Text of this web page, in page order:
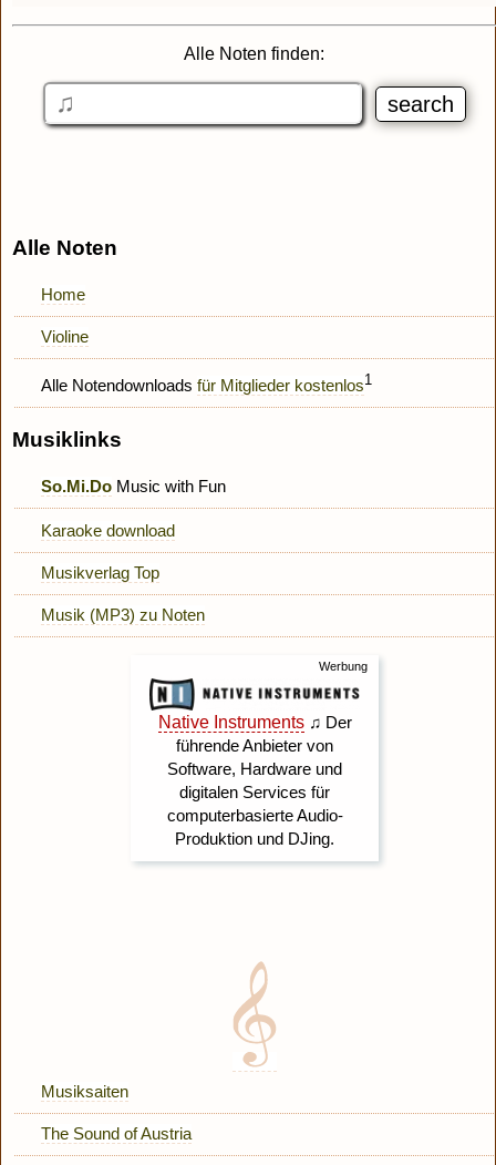
Alle Noten finden:
Alle Noten
Home
Violine
Alle Notendownloads für Mitglieder kostenlos1
Musiklinks
So.Mi.Do Music with Fun
Karaoke download
Musikverlag Top
Musik (MP3) zu Noten
Musiksaiten
The Sound of Austria